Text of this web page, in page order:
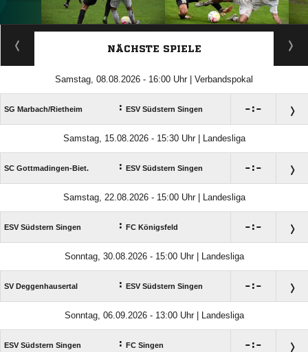
ANZEIGE
NÄCHSTE SPIELE
Samstag, 08.08.2026 - 16:00 Uhr | Verbandspokal
SG Marbach/​Rietheim : ESV Südstern Singen :
Samstag, 15.08.2026 - 15:30 Uhr | Landesliga
SC Gottmadingen-Biet. : ESV Südstern Singen :
Samstag, 22.08.2026 - 15:00 Uhr | Landesliga
ESV Südstern Singen : FC Königsfeld :
Sonntag, 30.08.2026 - 15:00 Uhr | Landesliga
SV Deggenhausertal : ESV Südstern Singen :
Sonntag, 06.09.2026 - 13:00 Uhr | Landesliga
ESV Südstern Singen : FC Singen :